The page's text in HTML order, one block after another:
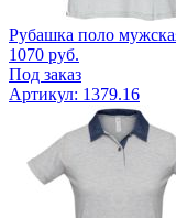
Рубашка поло
1070 руб.
Под заказ
Артикул: 1379.16